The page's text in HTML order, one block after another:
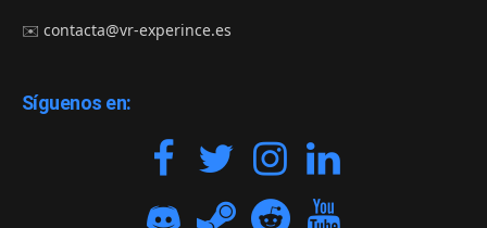
✉️contacta@vr-experince.es
Síguenos en: